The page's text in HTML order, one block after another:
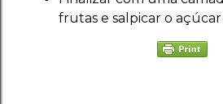
frutas e salpicar o